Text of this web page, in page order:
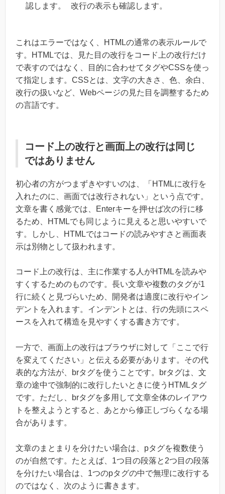
認します。 改行の表示も確認します。
これはエラーではなく、HTMLの通常の表示ルールで
す。HTMLでは、見た目の改行をコード上の改行だけ
で表すのではなく、目的に合わせてタグやCSSを使っ
て指定します。CSSとは、文字の大きさ、色、余白、
改行の扱いなど、Webページの見た目を調整するため
の言語です。
コード上の改行と画面上の改行は同じ
ではありません
初心者の方がつまずきやすいのは、「HTMLに改行を
入れたのに、画面では改行されない」という点です。
文章を書く感覚では、Enterキーを押せば次の行に移
るため、HTMLでも同じように見えると思いやすいで
す。しかし、HTMLではコードの読みやすさと画面表
示は別物として扱われます。
コード上の改行は、主に作業する人がHTMLを読みや
すくするためのものです。長い文章や複数のタグが1
行に続くと見づらいため、開発者は適度に改行やイン
デントを入れます。インデントとは、行の先頭にスペ
ースを入れて構造を見やすくする書き方です。
一方で、画面上の改行はブラウザに対して「ここで行
を変えてください」と伝える必要があります。その代
表的な方法が、brタグを使うことです。brタグは、文
章の途中で強制的に改行したいときに使うHTMLタグ
です。ただし、brタグを多用して文章全体のレイアウ
トを整えようとすると、あとから修正しづらくなる場
合があります。
文章のまとまりを分けたい場合は、pタグを複数使う
のが自然です。たとえば、1つ目の段落と2つ目の段落
を分けたい場合は、1つのpタグの中で無理に改行する
のではなく、次のように書きます。